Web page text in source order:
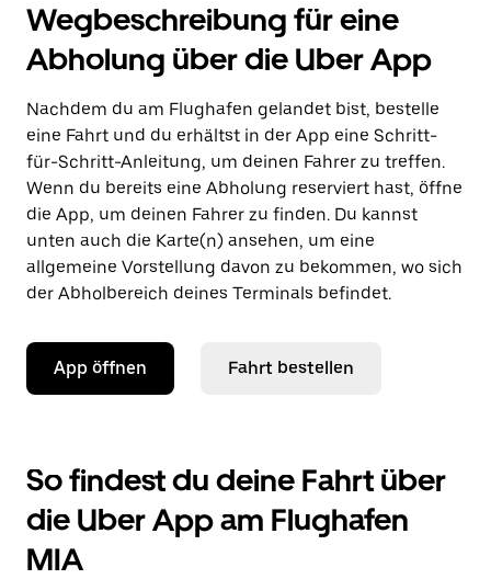
Wegbeschreibung für eine
Abholung über die Uber App
Nachdem du am Flughafen gelandet bist, bestelle
eine Fahrt und du erhältst in der App eine Schritt-
für-Schritt-Anleitung, um deinen Fahrer zu treffen.
Wenn du bereits eine Abholung reserviert hast, öffne
die App, um deinen Fahrer zu finden. Du kannst
unten auch die Karte(n) ansehen, um eine
allgemeine Vorstellung davon zu bekommen, wo sich
der Abholbereich deines Terminals befindet.
App öffnen Fahrt bestellen
So findest du deine Fahrt über
die Uber App am Flughafen
MIA